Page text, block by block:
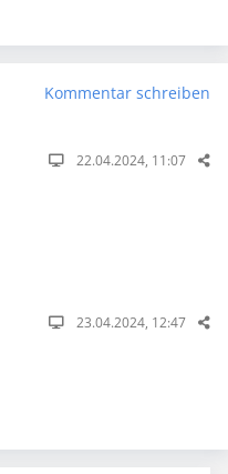
Kommentar schreiben
22.04.2024, 11:07
23.04.2024, 12:47